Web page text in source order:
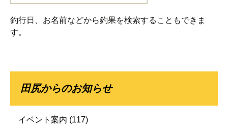
索:
釣行日、お名前などから釣果を検索することもできま
す。
田尻からのお知らせ
イベント案内 (117)